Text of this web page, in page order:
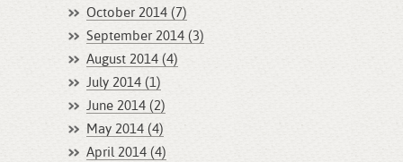
October 2014 (7)
September 2014 (3)
August 2014 (4)
July 2014 (1)
June 2014 (2)
May 2014 (4)
April 2014 (4)